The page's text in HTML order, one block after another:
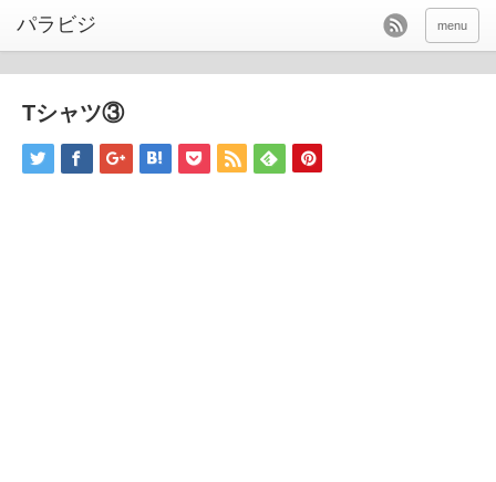
パラビジ menu
Tシャツ③